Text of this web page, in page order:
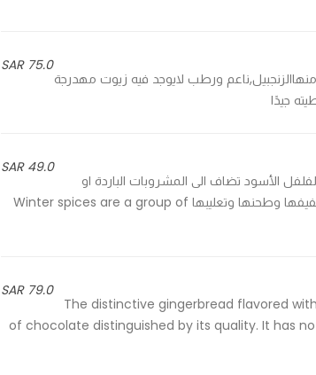
75.0 SAR
ورطب لايوجد فيه زيوت مهدرجة
جيدًا
49.0 SAR
الأسود تضاف الى المشروبات الباردة او
الساخنة والمخبوزات تجهيز يدوي منزلي مية بالمية حيث يتم تنظيفها وغسلها وتجفيفها وطحنها وتعليبها Winter spices are a group of
79.0 SAR
The distinctive gingerbread flavored
of chocolate distinguished by its quality. It has